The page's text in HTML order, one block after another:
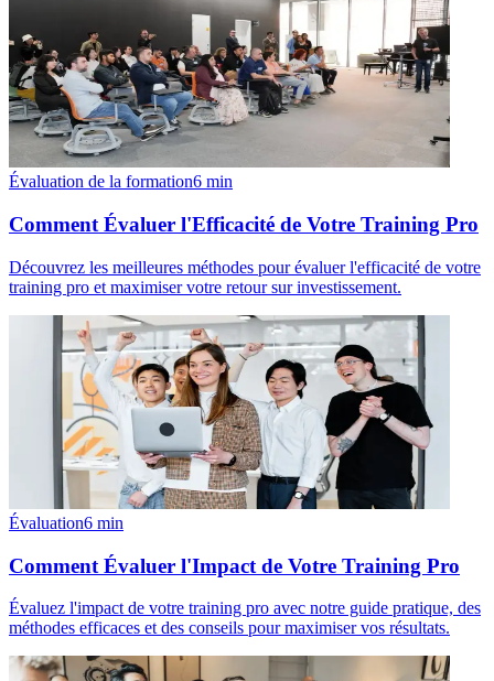
Évaluation de la formation6 min
Comment Évaluer l'Efficacité de Votre Training Pro
Découvrez les meilleures méthodes pour évaluer l'efficacité de votre
training pro et maximiser votre retour sur investissement.
Évaluation6 min
Comment Évaluer l'Impact de Votre Training Pro
Évaluez l'impact de votre training pro avec notre guide pratique, des
méthodes efficaces et des conseils pour maximiser vos résultats.